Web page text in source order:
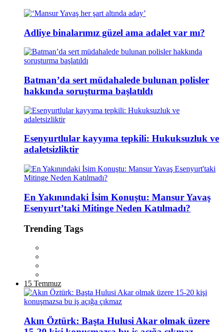
Adliye binalarımız güzel ama adalet var mı?
Batman’da sert müdahalede bulunan polisler
hakkında soruşturma başlatıldı
Esenyurtlular kayyıma tepkili: Hukuksuzluk ve
adaletsizliktir
En Yakınındaki İsim Konuştu: Mansur Yavaş
Esenyurt’taki Mitinge Neden Katılmadı?
Trending Tags
15 Temmuz
Akın Öztürk: Başta Hulusi Akar olmak üzere